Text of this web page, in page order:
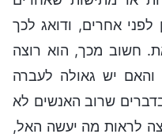
אחרים, ודואג לכך
חשוב מכך, הוא רוצה
יש גאולה לעברה
שרוב האנשים לא
לראות מה יעשה האל,